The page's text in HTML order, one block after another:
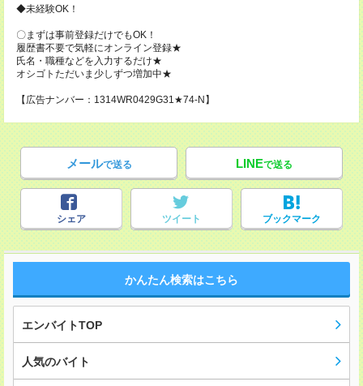
◆未経験OK！
〇まずは事前登録だけでもOK！
履歴書不要で気軽にオンライン登録★
氏名・職種などを入力するだけ★
オシゴトただいま少しずつ増加中★
【広告ナンバー：1314WR0429G31★74-N】
メールで送る LINEで送る
シェア ツイート ブックマーク
かんたん検索はこちら
エンバイトTOP
人気のバイト